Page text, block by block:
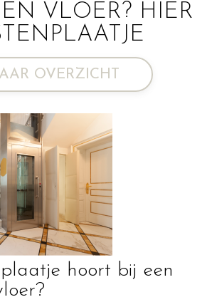
VLOER? HIER
OVERZICHT
hoort bij een